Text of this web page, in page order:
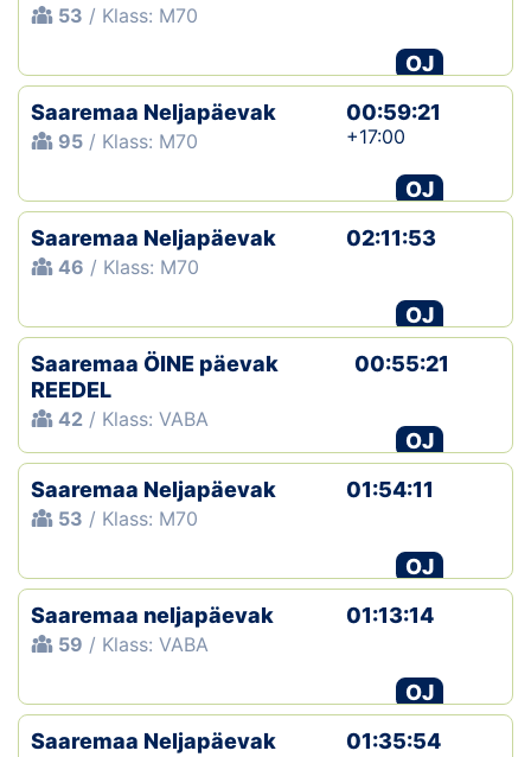
53 / Klass: M70
OJ
Saaremaa Neljapäevak
95 / Klass: M70
00:59:21
+17:00
OJ
Saaremaa Neljapäevak
46 / Klass: M70
02:11:53
OJ
Saaremaa ÖINE päevak
REEDEL
42 / Klass: VABA
00:55:21
OJ
Saaremaa Neljapäevak
53 / Klass: M70
01:54:11
OJ
Saaremaa neljapäevak
59 / Klass: VABA
01:13:14
OJ
Saaremaa Neljapäevak
01:35:54